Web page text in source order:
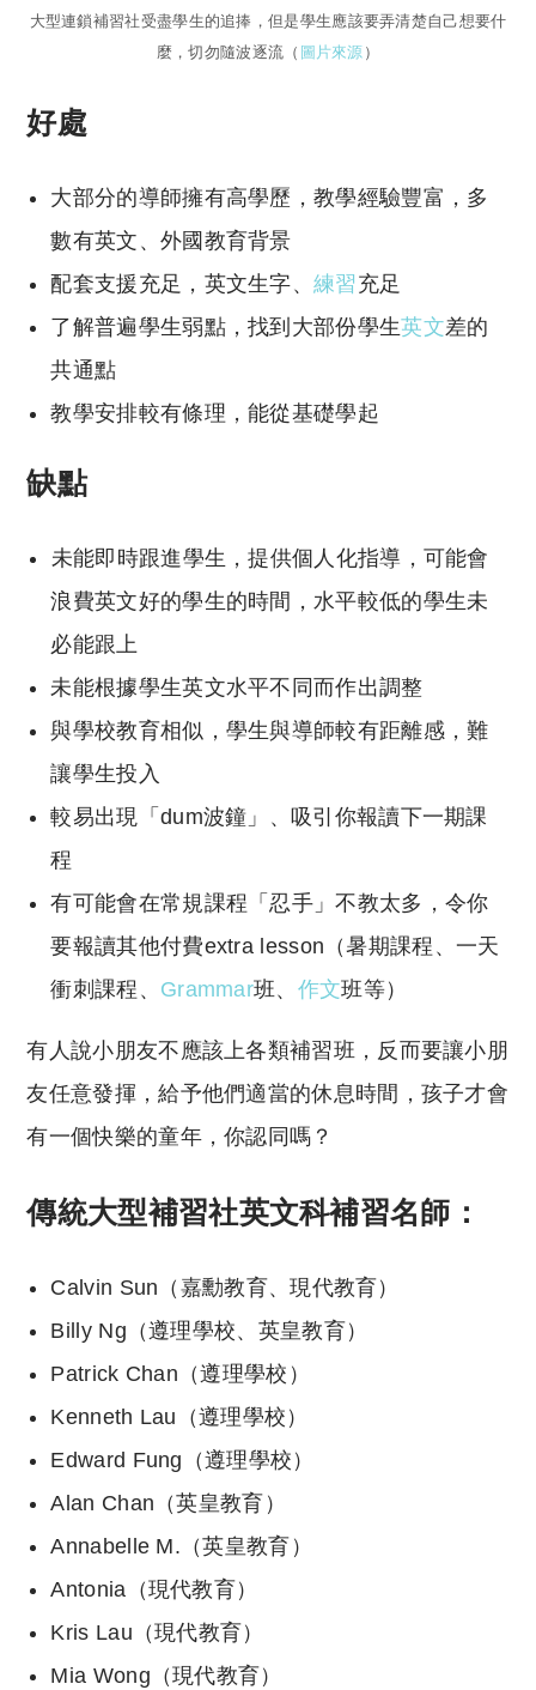
大型連鎖補習社受盡學生的追捧，但是學生應該要弄清楚自己想要什
麼，切勿隨波逐流（ 圖片來源 ）
好處
大部分的導師擁有高學歷，教學經驗豐富，多
數有英文、外國教育背景
配套支援充足，英文生字、練習 充足
了解普遍學生弱點，找到大部份學生英文差的
共通點
教學安排較有條理，能從基礎學起
缺點
未能即時跟進學生，提供個人化指導，可能會
浪費英文好的學生的時間，水平較低的學生未
必能跟上
未能根據學生英文水平不同而作出調整
與學校教育相似，學生與導師較有距離感，難
讓學生投入
較易出現「dum波鐘」、吸引你報讀下一期課
程
有可能會在常規課程「忍手」不教太多，令你
要報讀其他付費extra lesson（暑期課程、一天
衝刺課程、 Grammar班、 作文班等）
有人說小朋友不應該上各類補習班，反而要讓小朋
友任意發揮，給予他們適當的休息時間，孩子才會
有一個快樂的童年，你認同嗎？
傳統大型補習社英文科補習名師：
Calvin Sun（嘉勳教育、現代教育）
Billy Ng（遵理學校、英皇教育）
Patrick Chan（遵理學校）
Kenneth Lau（遵理學校）
Edward Fung（遵理學校）
Alan Chan（英皇教育）
Annabelle M.（英皇教育）
Antonia（現代教育）
Kris Lau（現代教育）
Mia Wong（現代教育）